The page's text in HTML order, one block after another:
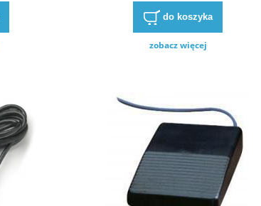
do koszyka
zobacz więcej